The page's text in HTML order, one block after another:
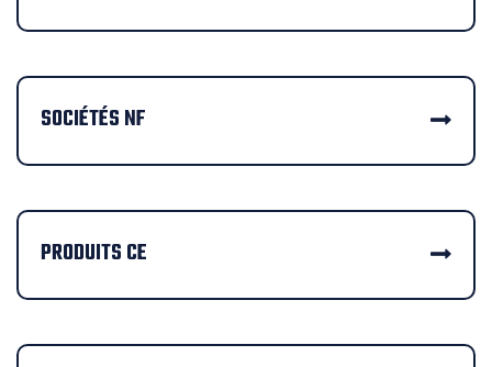
SOCIÉTÉS NF
PRODUITS CE